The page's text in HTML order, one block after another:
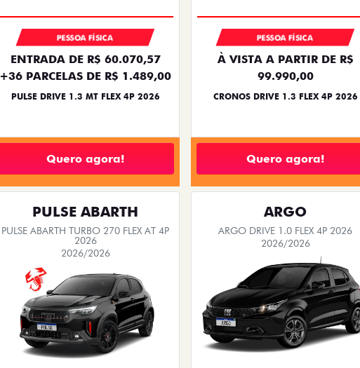
PESSOA FÍSICA
ENTRADA DE R$ 60.070,57
+36 PARCELAS DE R$ 1.489,00
PULSE DRIVE 1.3 MT FLEX 4P 2026
Quero agora!
PESSOA FÍSICA
À VISTA A PARTIR DE R$
99.990,00
CRONOS DRIVE 1.3 FLEX 4P 2026
Quero agora!
PULSE ABARTH
PULSE ABARTH TURBO 270 FLEX AT 4P
2026
2026/2026
ARGO
ARGO DRIVE 1.0 FLEX 4P 2026
2026/2026